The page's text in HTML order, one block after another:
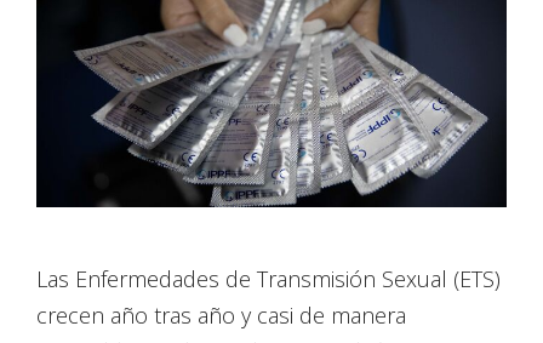
Las Enfermedades de Transmisión Sexual (ETS)
crecen año tras año y casi de manera